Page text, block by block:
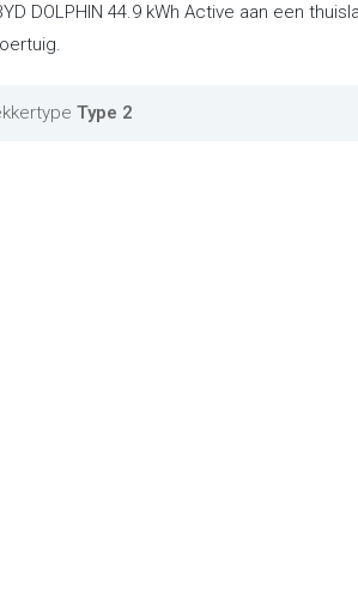
DOLPHIN 44.9 kWh Active aan een
Type 2